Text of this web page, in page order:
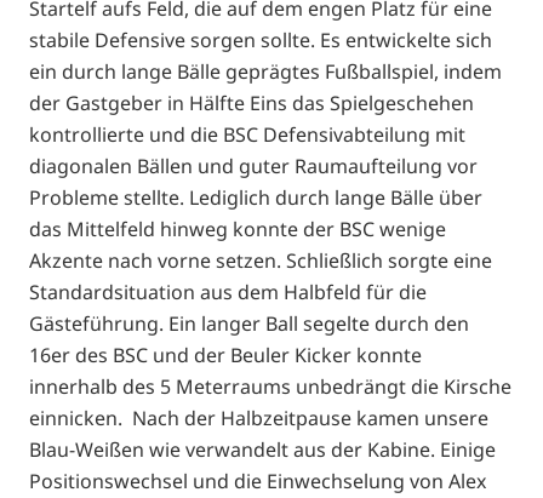
Startelf aufs Feld, die auf dem engen Platz für eine
stabile Defensive sorgen sollte. Es entwickelte sich
ein durch lange Bälle geprägtes Fußballspiel, indem
der Gastgeber in Hälfte Eins das Spielgeschehen
kontrollierte und die BSC Defensivabteilung mit
diagonalen Bällen und guter Raumaufteilung vor
Probleme stellte. Lediglich durch lange Bälle über
das Mittelfeld hinweg konnte der BSC wenige
Akzente nach vorne setzen. Schließlich sorgte eine
Standardsituation aus dem Halbfeld für die
Gästeführung. Ein langer Ball segelte durch den
16er des BSC und der Beuler Kicker konnte
innerhalb des 5 Meterraums unbedrängt die Kirsche
einnicken. Nach der Halbzeitpause kamen unsere
Blau-Weißen wie verwandelt aus der Kabine. Einige
Positionswechsel und die Einwechselung von Alex